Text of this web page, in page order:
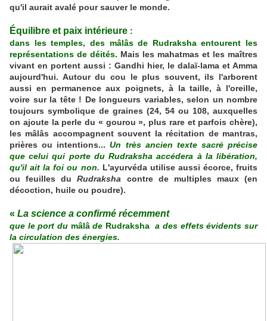
qu'il aurait avalé pour sauver le monde.
Équilibre et paix intérieure :
dans les temples, des mâlâs de Rudraksha entourent les
représentations de déités. Mais les mahatmas et les maîtres
vivant en portent aussi : Gandhi hier, le dalaï-lama et Amma
aujourd'hui. Autour du cou le plus souvent, ils l'arborent
aussi en permanence aux poignets, à la taille, à l'oreille,
voire sur la tête ! De longueurs variables, selon un nombre
toujours symbolique de graines (24, 54 ou 108, auxquelles
on ajoute la perle du « gourou », plus rare et parfois chère),
les mâlâs accompagnent souvent la récitation de mantras,
prières ou intentions...Un très ancien texte sacré précise
que celui qui porte du Rudraksha accédera à la libération,
qu'il ait la foi ou non. L'ayurvéda utilise aussi écorce, fruits
ou feuilles duRudraksha contre de multiples maux (en
décoction, huile ou poudre).
« La science a confirmé récemment
que le port du mâlâde Rudraksha a des effets évidents sur
la circulation des énergies.